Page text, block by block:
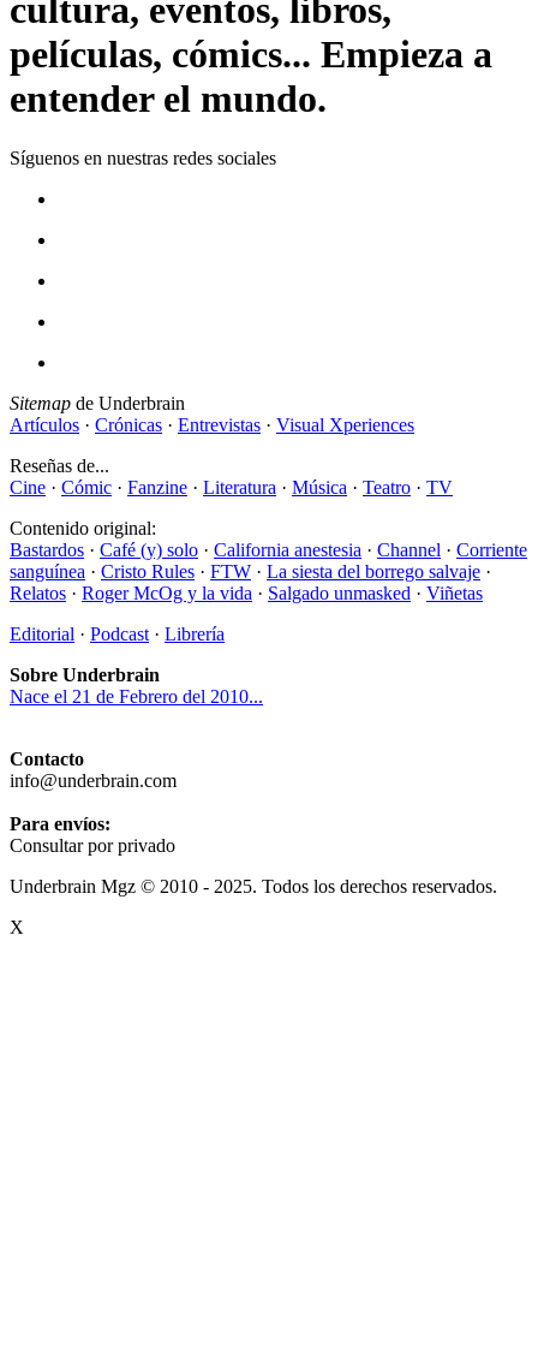
cultura, eventos, libros,
películas, cómics... Empieza a
entender el mundo.
Síguenos en nuestras redes sociales
Sitemap de Underbrain
Artículos · Crónicas · Entrevistas · Visual Xperiences
Reseñas de...
Cine · Cómic · Fanzine · Literatura · Música · Teatro · TV
Contenido original:
Bastardos · Café (y) solo · California anestesia · Channel · Corriente
sanguínea · Cristo Rules · FTW · La siesta del borrego salvaje ·
Relatos · Roger McOg y la vida · Salgado unmasked · Viñetas
Editorial · Podcast · Librería
Sobre Underbrain
Nace el 21 de Febrero del 2010...
Contacto
info@underbrain.com
Para envíos:
Consultar por privado
Underbrain Mgz © 2010 - 2025. Todos los derechos reservados.
X